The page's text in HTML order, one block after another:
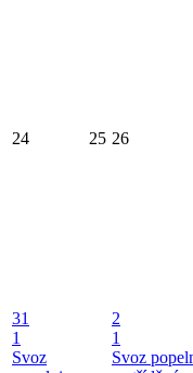
24 25 26
31
1
Svoz
2
1
Svoz